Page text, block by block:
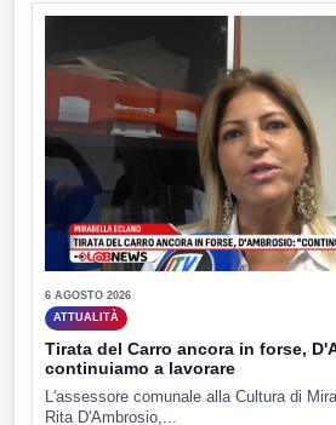
6 AGOSTO 2026
ATTUALITÀ
Tirata del Carro ancora in forse,
continuiamo a lavorare
L'assessore comunale alla Cultura di
Rita D'Ambrosio,...